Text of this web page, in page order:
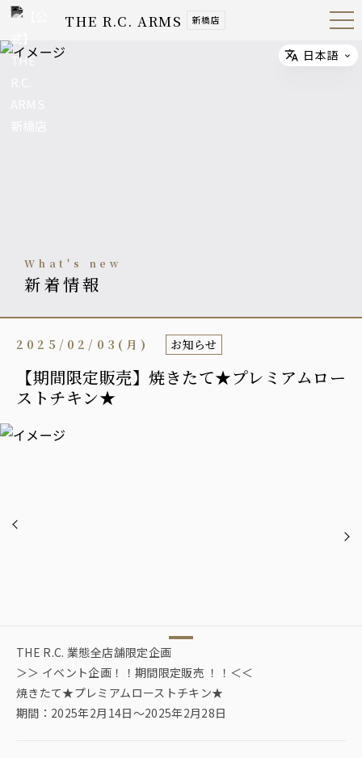
THE R.C. ARMS 新橋店 Open
Navig
what's new
新着情報
【期間限定販売】焼きたて★プレミアムロー
ストチキン★
2025/02/03(月) お知らせ
THE R.C. 業態全店舗限定企画
＞＞ イベント企画！！期間限定販売 ！！＜＜
焼きたて★プレミアムローストチキン★
期間：2025年2月14日〜2025年2月28日
Select
日本語